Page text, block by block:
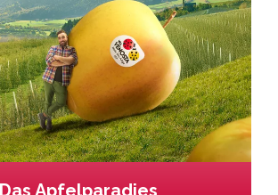
Das Apfelparadies